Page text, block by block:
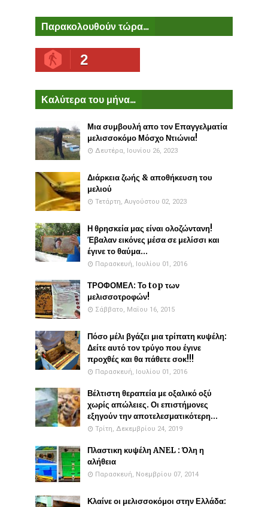
Παρακολουθούν τώρα...
2
Καλύτερα του μήνα...
Μια συμβουλή απο τον Επαγγελματία
μελισσοκόμο Μόσχο Ντιώνια!
Δευτέρα, Ιουνίου 26, 2023
Διάρκεια ζωής & αποθήκευση του
μελιού
Τετάρτη, Αυγούστου 02, 2023
Η θρησκεία μας είναι ολοζώντανη!
Έβαλαν εικόνες μέσα σε μελίσσι και
έγινε το θαύμα...
Παρασκευή, Ιουλίου 01, 2016
ΤΡΟΦΟΜΕΛ: Το top των
μελισσοτροφών!
Σάββατο, Μαΐου 16, 2015
Πόσο μέλι βγάζει μια τρίπατη κυψέλη:
Δείτε αυτό τον τρύγο που έγινε
προχθές και θα πάθετε σοκ!!!
Παρασκευή, Ιουλίου 01, 2016
Βέλτιστη θεραπεία με οξαλικό οξύ
χωρίς απώλειες. Οι επιστήμονες
εξηγούν την αποτελεσματικότερη...
Τρίτη, Δεκεμβρίου 24, 2019
Πλαστικη κυψέλη ANEL : Όλη η
αλήθεια
Παρασκευή, Νοεμβρίου 07, 2014
Κλαίνε οι μελισσοκόμοι στην Ελλάδα: